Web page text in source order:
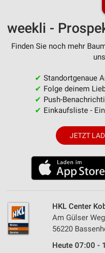
weekli -
Finden Sie noch mehr
✔ Standortgenaue
✔ Folge deinem
✔ Push-
✔ Einkaufsliste -
JETZT
HKL Center
Am Gülser
56220
Heute 07:00 -